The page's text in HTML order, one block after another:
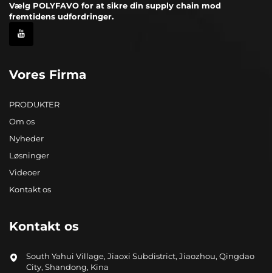
Vælg POLYFAVO for at sikre din supply chain mod
fremtidens udfordringer.
Vores Firma
PRODUKTER
Om os
Nyheder
Løsninger
Videoer
Kontakt os
Kontakt os
South Yahui Village, Jiaoxi Subdistrict, Jiaozhou, Qingdao
City, Shandong, Kina